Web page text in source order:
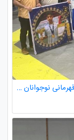
قهرمانی نوجوانان باشگاه طلایی در مسابقات قهرمانی نوجوانان تکواندو استان گیلان